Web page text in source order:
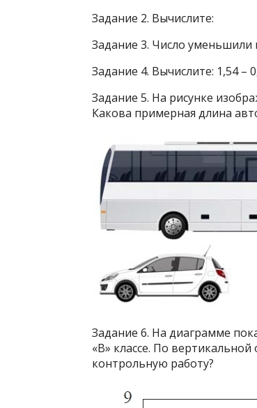
Задание 2. Вычислите:
Задание 3. Число уменьшили
Задание 4. Вычислите: 1,54 –
Задание 5. На рисунке
Какова примерная длина
Задание 6. На диаграмме
«В» классе. По вертикальной
контрольную работу?